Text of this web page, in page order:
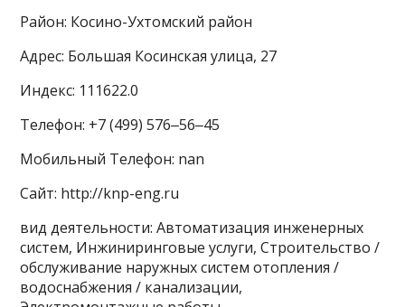
Район: Косино-Ухтомский район
Адрес: Большая Косинская улица, 27
Индекс: 111622.0
Телефон: +7 (499) 576‒56‒45
Мобильный Телефон: nan
Сайт: http://knp-eng.ru
вид деятельности: Автоматизация инженерных
систем, Инжиниринговые услуги, Строительство /
обслуживание наружных систем отопления /
водоснабжения / канализации,